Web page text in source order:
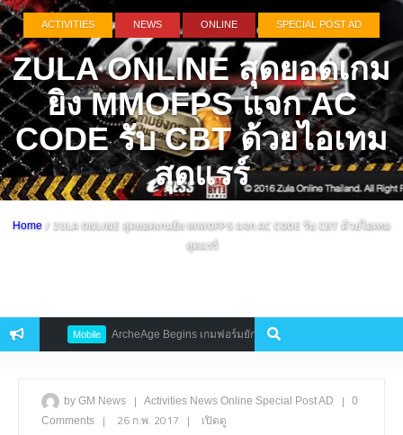
ACTIVITIES NEWS ONLINE SPECIAL POST AD
ZULA ONLINE สุดยอดเกม
ยิง MMOFPS แจก AC
CODE รับ CBT ด้วยไอเทม
สุดแรร์
Home / ZULA ONLINE สุดยอดเกมยิง MMOFPS แจก AC CODE รับ CBT ด้วยไอเทม
สุดแรร์
Mobile ArcheAge Begins เกมฟอร์มยักษ์ระดับ UE4 เปิดให้ลงทะเบียนล่วงห
by GM News | Activities News Online Special Post AD |
0
Comments
| 26 ก.พ. 2017 | เปิดดู